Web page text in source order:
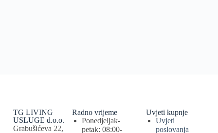
TG LIVING
USLUGE d.o.o.
Grabušićeva 22,
Radno vrijeme
Ponedjeljak-
petak: 08:00-
Uvjeti kupnje
Uvjeti
poslovanja